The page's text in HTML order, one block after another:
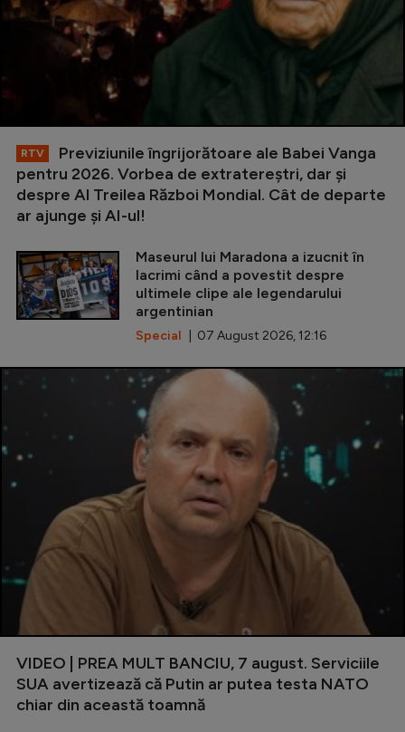
RTV
Previziunile îngrijorătoare ale Babei Vanga
pentru 2026. Vorbea de extratereștri, dar și
despre Al Treilea Război Mondial. Cât de departe
ar ajunge și AI-ul!
Maseurul lui Maradona a izucnit în
lacrimi când a povestit despre
ultimele clipe ale legendarului
argentinian
Special | 07 August 2026, 12:16
VIDEO | PREA MULT BANCIU, 7 august. Serviciile
SUA avertizează că Putin ar putea testa NATO
chiar din această toamnă